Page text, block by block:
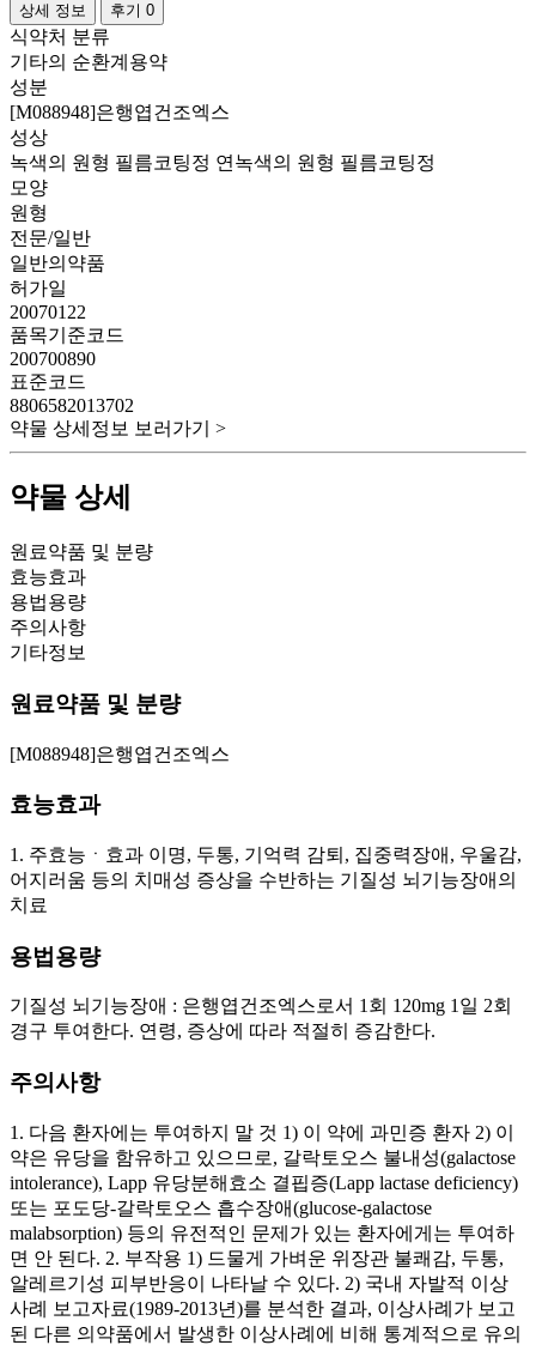
상세 정보 후기 0
식약처 분류
기타의 순환계용약
성분
[M088948]은행엽건조엑스
성상
녹색의 원형 필름코팅정 연녹색의 원형 필름코팅정
모양
원형
전문/일반
일반의약품
허가일
20070122
품목기준코드
200700890
표준코드
8806582013702
약물 상세정보 보러가기 >
약물 상세
원료약품 및 분량
효능효과
용법용량
주의사항
기타정보
원료약품 및 분량
[M088948]은행엽건조엑스
효능효과
1. 주효능ㆍ효과 이명, 두통, 기억력 감퇴, 집중력장애, 우울감,
어지러움 등의 치매성 증상을 수반하는 기질성 뇌기능장애의
치료
용법용량
기질성 뇌기능장애 : 은행엽건조엑스로서 1회 120mg 1일 2회
경구 투여한다. 연령, 증상에 따라 적절히 증감한다.
주의사항
1. 다음 환자에는 투여하지 말 것 1) 이 약에 과민증 환자 2) 이
약은 유당을 함유하고 있으므로, 갈락토오스 불내성(galactose
intolerance), Lapp 유당분해효소 결핍증(Lapp lactase deficiency)
또는 포도당-갈락토오스 흡수장애(glucose-galactose
malabsorption) 등의 유전적인 문제가 있는 환자에게는 투여하
면 안 된다. 2. 부작용 1) 드물게 가벼운 위장관 불쾌감, 두통,
알레르기성 피부반응이 나타날 수 있다. 2) 국내 자발적 이상
사례 보고자료(1989-2013년)를 분석한 결과, 이상사례가 보고
된 다른 의약품에서 발생한 이상사례에 비해 통계적으로 유의